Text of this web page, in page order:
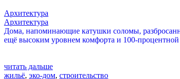
Архитектура
Архитектура
Дома, напоминающие катушки соломы,
ещё высоким уровнем комфорта и 100-процентной
читать дальше
жильё, эко-дом, строительство